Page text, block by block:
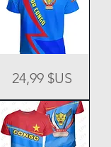
RDC
#04Prix
24,99 $US